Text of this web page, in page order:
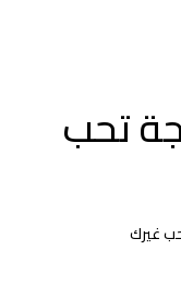
تحب
غيرك